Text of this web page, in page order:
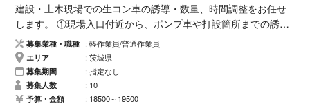
建設・土木現場での生コン車の誘導・数量、時間調整をお任せ
します。 ①現場入口付近から、ポンプ車や打設箇所までの誘
導。 ②現場監督と生コン工場などの連絡係。（数量や追加発
注、時間等の調整） ※すべて1週間ほどの研修で身につきま
す！！（多少個人差あり） あとは毎日現場で その日の生コンが
打ち終われば終了です♪ 定時までかかることもありますが、早
い日も当たり前にあります(^^)/ 体力的な負担が少なく、20代〜
募集業種・職種
軽作業員/普通作業員
エリア
茨城県
募集期間
指定なし
募集人数
10
予算・金額
18500～19500